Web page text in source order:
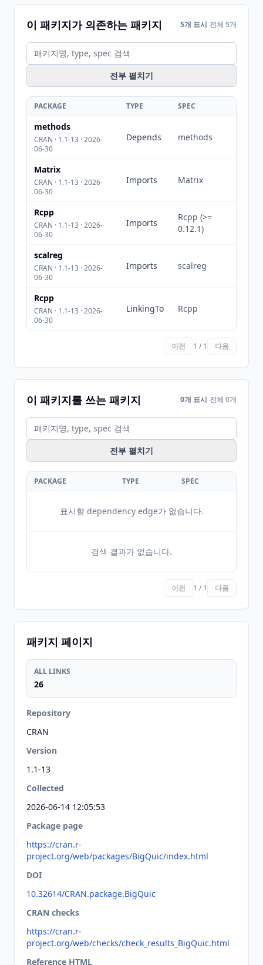
이 패키지가 의존하는 패키지 5개 표시 전체 5개
전부 펼치기
PACKAGE TYPE SPEC
methods
CRAN · 1.1-13 · 2026-
06-30
Depends methods
Matrix
CRAN · 1.1-13 · 2026-
06-30
Imports Matrix
Rcpp
CRAN · 1.1-13 · 2026-
06-30
Imports
Rcpp (>=
0.12.1)
scalreg
CRAN · 1.1-13 · 2026-
06-30
Imports scalreg
Rcpp
CRAN · 1.1-13 · 2026-
06-30
LinkingTo Rcpp
이전 1 / 1 다음
이 패키지를 쓰는 패키지 0개 표시 전체 0개
전부 펼치기
PACKAGE TYPE SPEC
표시할 dependency edge가 없습니다.
검색 결과가 없습니다.
이전 1 / 1 다음
패키지 페이지
ALL LINKS
26
Repository
CRAN
Version
1.1-13
Collected
2026-06-14 12:05:53
Package page
https://cran.r-
project.org/web/packages/BigQuic/index.html
DOI
10.32614/CRAN.package.BigQuic
CRAN checks
https://cran.r-
project.org/web/checks/check_results_BigQuic.html
Reference HTML